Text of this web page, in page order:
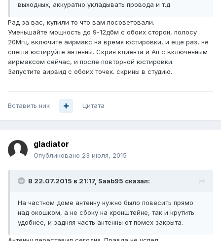
выходных, аккуратно укладывать провода и т.д.
Рад за вас, купили то что вам посоветовали.
Уменьшайте мощность до 9-12дбм с обоих сторон, полосу
20Мгц. включите аирмакс на время юстировки, и еще раз, не
спеша юстируйте антенны. Скрин клиента и Ап с включенным
аирмаксом сейчас, и после повторной юстировки.
Запустите аирвид с обоих точек. скрины в студию.
Вставить ник Цитата
gladiator
Опубликовано 23 июля, 2015
В 22.07.2015 в 21:17, Saab95 сказал:
На частном доме антенну нужно было повесить прямо
над окошком, а не сбоку на кронштейне, так и крутить
удобнее, и задняя часть антенны от помех закрыта.